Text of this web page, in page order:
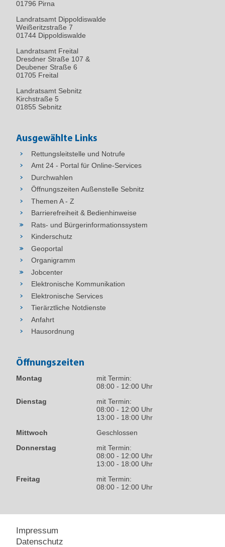
01796 Pirna
Landratsamt Dippoldiswalde
Weißeritzstraße 7
01744 Dippoldiswalde
Landratsamt Freital
Dresdner Straße 107 &
Deubener Straße 6
01705 Freital
Landratsamt Sebnitz
Kirchstraße 5
01855 Sebnitz
Ausgewählte Links
Rettungsleitstelle und Notrufe
Amt 24 - Portal für Online-Services
Durchwahlen
Öffnungszeiten Außenstelle Sebnitz
Themen A - Z
Barrierefreiheit & Bedienhinweise
Rats- und Bürgerinformationssystem
Kinderschutz
Geoportal
Organigramm
Jobcenter
Elektronische Kommunikation
Elektronische Services
Tierärztliche Notdienste
Anfahrt
Hausordnung
Öffnungszeiten
Montag
mit Termin:
08:00 - 12:00 Uhr
Dienstag
mit Termin:
08:00 - 12:00 Uhr
13:00 - 18:00 Uhr
Mittwoch
Geschlossen
Donnerstag
mit Termin:
08:00 - 12:00 Uhr
13:00 - 18:00 Uhr
Freitag
mit Termin:
08:00 - 12:00 Uhr
Impressum
Datenschutz